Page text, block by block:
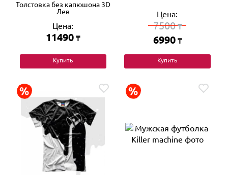
Толстовка без капюшона 3D
Лев
Цена:
11490 ₸
Купить
Цена:
7500₸
6990 ₸
Купить